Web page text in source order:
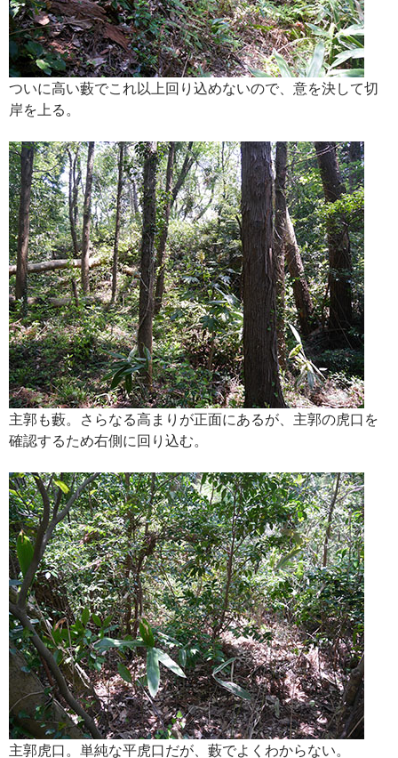
ついに高い藪でこれ以上回り込めないので、意を決して切
岸を上る。
主郭も藪。さらなる高まりが正面にあるが、主郭の虎口を
確認するため右側に回り込む。
主郭虎口。単純な平虎口だが、藪でよくわからない。